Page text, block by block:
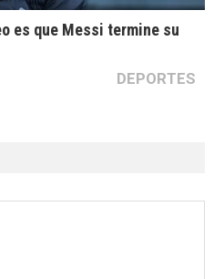
es que Messi termine su
DEPORTES